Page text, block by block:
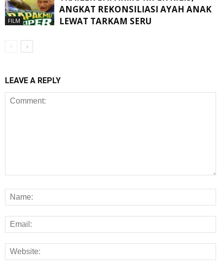
FILM
ANGKAT REKONSILIASI AYAH ANAK
LEWAT TARKAM SERU
LEAVE A REPLY